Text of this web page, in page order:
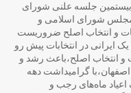
جلسه علنی شورای
مجلس شورای اسلامی و
و انتخاب اصلح ضروريست
ایرانی در انتخابات پیش رو
انتخاب اصلح،باعث رشد و
گرامیداشت دهه
اعیاد ماه‌های رجب و